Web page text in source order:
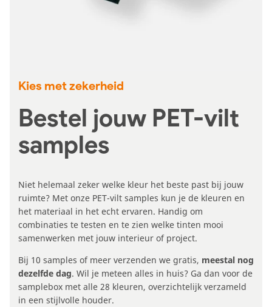
Kies met zekerheid
Bestel jouw PET-vilt
samples
Niet helemaal zeker welke kleur het beste past bij jouw
ruimte? Met onze PET-vilt samples kun je de kleuren en
het materiaal in het echt ervaren. Handig om
combinaties te testen en te zien welke tinten mooi
samenwerken met jouw interieur of project.
Bij 10 samples of meer verzenden we gratis, meestal nog
dezelfde dag. Wil je meteen alles in huis? Ga dan voor de
samplebox met alle 28 kleuren, overzichtelijk verzameld
in een stijlvolle houder.